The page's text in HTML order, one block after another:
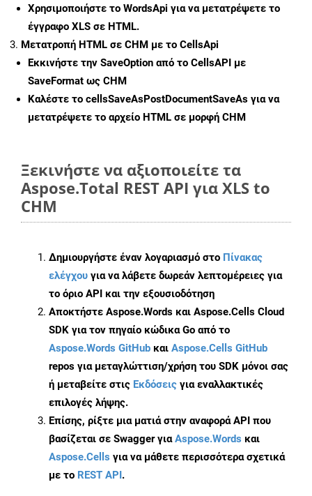
Χρησιμοποιήστε το WordsApi για να μετατρέψετε το
έγγραφο XLS σε HTML.
Μετατροπή HTML σε CHM με το CellsApi
Εκκινήστε την SaveOption από το CellsAPI με
SaveFormat ως CHM
Καλέστε το cellsSaveAsPostDocumentSaveAs για να
μετατρέψετε το αρχείο HTML σε μορφή CHM
Ξεκινήστε να αξιοποιείτε τα
Aspose.Total REST API για XLS to
CHM
Δημιουργήστε έναν λογαριασμό στο Πίνακας
ελέγχου για να λάβετε δωρεάν λεπτομέρειες για
το όριο API και την εξουσιοδότηση
Αποκτήστε Aspose.Words και Aspose.Cells Cloud
SDK για τον πηγαίο κώδικα Go από το
Aspose.Words GitHub και Aspose.Cells GitHub
repos για μεταγλώττιση/χρήση του SDK μόνοι σας
ή μεταβείτε στις Εκδόσεις για εναλλακτικές
επιλογές λήψης.
Επίσης, ρίξτε μια ματιά στην αναφορά API που
βασίζεται σε Swagger γιαAspose.Words και
Aspose.Cells για να μάθετε περισσότερα σχετικά
με το REST API.